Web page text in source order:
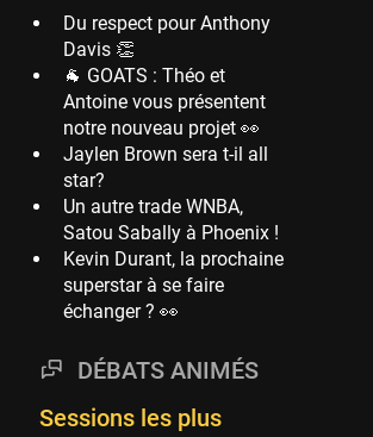
Hoop Culture
73 sessions
Oklahoma City
Thunder
69 sessions
Phoenix Suns
69 sessions
Miami Heat
63 sessions
Los Angeles Clippers
61 sessions
Indiana Pacers
Du respect pour Anthony
Davis 👏
🐐 GOATS : Théo et
Antoine vous présentent
notre nouveau projet 👀
Jaylen Brown sera t-il all
star?
Un autre trade WNBA,
Satou Sabally à Phoenix !
Kevin Durant, la prochaine
superstar à se faire
échanger ? 👀
DÉBATS ANIMÉS
Sessions les plus